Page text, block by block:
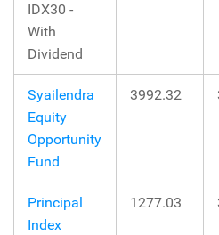
IDX30 -
With
Dividend
Syailendra
Equity
Opportunity
Fund
3992.32
Principal
Index
1277.03